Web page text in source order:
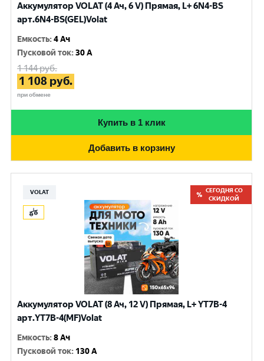
Аккумулятор VOLAT (4 Ач, 6 V) Прямая, L+ 6N4-BS
арт.6N4-BS(GEL)Volat
Емкость:4 Ач
Пусковой ток:30 A
1 144руб.
1 108 руб.
при обмене
Купить в 1 клик
Добавить в корзину
VOLAT
СЕГОДНЯ СО
СКИДКОЙ
Аккумулятор VOLAT (8 Ач, 12 V) Прямая, L+ YT7B-4
арт.YT7B-4(MF)Volat
Емкость:8 Ач
Пусковой ток: 130 A